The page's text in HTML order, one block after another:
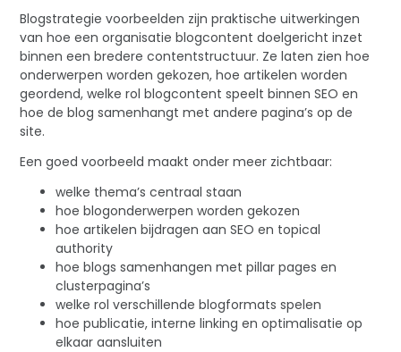
Blogstrategie voorbeelden zijn praktische uitwerkingen
van hoe een organisatie blogcontent doelgericht inzet
binnen een bredere contentstructuur. Ze laten zien hoe
onderwerpen worden gekozen, hoe artikelen worden
geordend, welke rol blogcontent speelt binnen SEO en
hoe de blog samenhangt met andere pagina’s op de
site.
Een goed voorbeeld maakt onder meer zichtbaar:
welke thema’s centraal staan
hoe blogonderwerpen worden gekozen
hoe artikelen bijdragen aan SEO en topical
authority
hoe blogs samenhangen met pillar pages en
clusterpagina’s
welke rol verschillende blogformats spelen
hoe publicatie, interne linking en optimalisatie op
elkaar aansluiten